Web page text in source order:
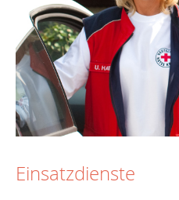
Einsatzdienste